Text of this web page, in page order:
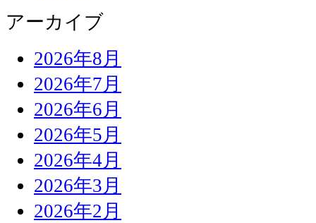
アーカイブ
2026年8月
2026年7月
2026年6月
2026年5月
2026年4月
2026年3月
2026年2月